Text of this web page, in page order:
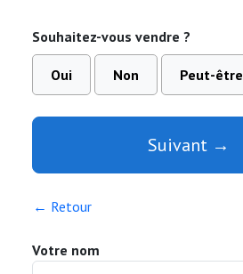
Souhaitez-vous vendre ?
Oui Non Peut-être
Suivant →
← Retour
Votre nom